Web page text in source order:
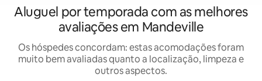
Aluguel por temporada com as melhores
avaliações em Mandeville
Os hóspedes concordam: estas acomodações foram
muito bem avaliadas quanto a localização, limpeza e
outros aspectos.